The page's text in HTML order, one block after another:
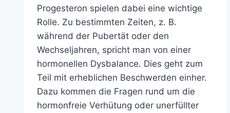
Progesteron spielen dabei eine wichtige
Rolle. Zu bestimmten Zeiten, z. B.
während der Pubertät oder den
Wechseljahren, spricht man von einer
hormonellen Dysbalance. Dies geht zum
Teil mit erheblichen Beschwerden einher.
Dazu kommen die Fragen rund um die
hormonfreie Verhütung oder unerfüllter